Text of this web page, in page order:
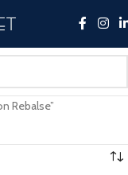
Rebalse”